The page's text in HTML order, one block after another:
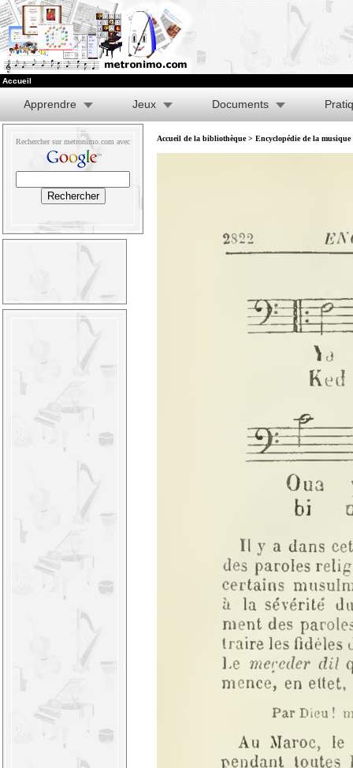
Accueil
Apprendre Jeux Documents
Rechercher sur metronimo.com avec Accueil de la bibliothèque> Encyclopédie de la